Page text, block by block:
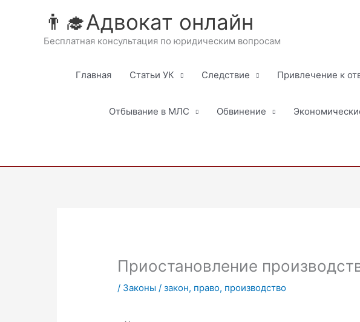
содержимому
👨‍🎓Адвокат онлайн
Бесплатная консультация по юридическим вопросам
Главная Статьи УК Следствие Привлечение к
Отбывание в МЛС Обвинение
Приостановление
/ Законы / закон, право, производство